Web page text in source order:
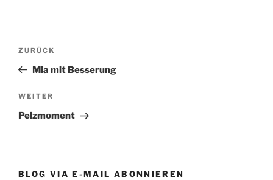
Beitragsnavigation
Vorheriger
Beitrag
ZURÜCK
Mia mit Besserung
Nächster
Beitrag
WEITER
Pelzmoment
BLOG VIA E-MAIL ABONNIEREN